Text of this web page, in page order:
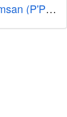
Wichayapat Piromsan (P'Por)